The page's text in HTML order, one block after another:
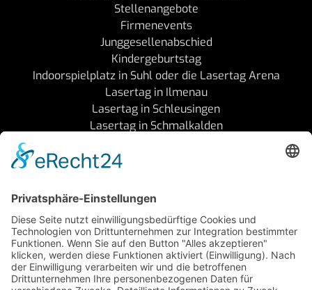
Stellenangebote
Firmenevents
Junggesellenabschied
Kindergeburtstag
Indoorspielplatz in Suhl oder die Lasertag Arena
Lasertag in Ilmenau
Lasertag in Schleusingen
Lasertag in Schmalkalden
Legal
AGB's
Impressum
Datenschutz